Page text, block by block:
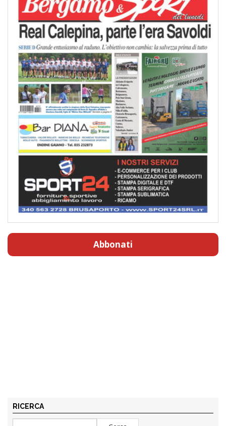
Abbonati
RICERCA